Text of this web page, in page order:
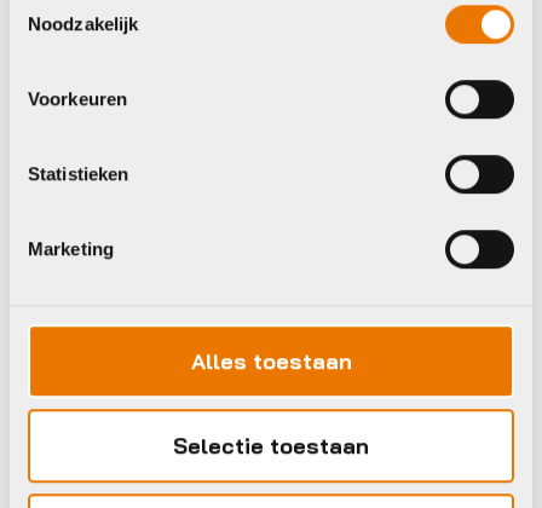
Noodzakelijk
Voorkeuren
Statistieken
Marketing
Alles toestaan
Selectie toestaan
Marwi der pad GH-
Op voorraad in winkel
Frame en vork onderdelen
Op voorraad in winkel